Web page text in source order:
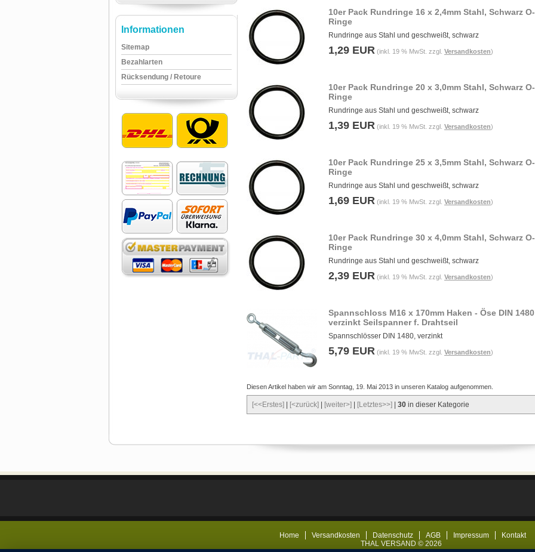
Informationen
Sitemap
Bezahlarten
Rücksendung / Retoure
10er Pack Rundringe 16 x 2,4mm Stahl, Schwarz O-
Ringe
Rundringe aus Stahl und geschweißt, schwarz
1,29 EUR (inkl. 19 % MwSt. zzgl. Versandkosten)
10er Pack Rundringe 20 x 3,0mm Stahl, Schwarz O-
Ringe
Rundringe aus Stahl und geschweißt, schwarz
1,39 EUR (inkl. 19 % MwSt. zzgl. Versandkosten)
10er Pack Rundringe 25 x 3,5mm Stahl, Schwarz O-
Ringe
Rundringe aus Stahl und geschweißt, schwarz
1,69 EUR (inkl. 19 % MwSt. zzgl. Versandkosten)
10er Pack Rundringe 30 x 4,0mm Stahl, Schwarz O-
Ringe
Rundringe aus Stahl und geschweißt, schwarz
2,39 EUR (inkl. 19 % MwSt. zzgl. Versandkosten)
Spannschloss M16 x 170mm Haken - Öse DIN 1480
verzinkt Seilspanner f. Drahtseil
Spannschlösser DIN 1480, verzinkt
5,79 EUR (inkl. 19 % MwSt. zzgl. Versandkosten)
Diesen Artikel haben wir am Sonntag, 19. Mai 2013 in unseren Katalog aufgenommen.
[<<Erstes] [<zurück] [weiter>] [Letztes>>] 30 in dieser Kategorie
Home Versandkosten Datenschutz AGB Impressum
Kontakt
THAL VERSAND © 2026